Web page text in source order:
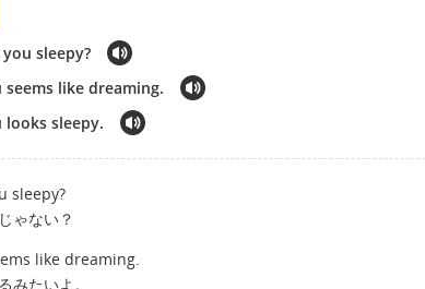
sleepy?
seems like dreaming.
looks sleepy.
sleepy?
ゃない？
like dreaming.
みたいよ。